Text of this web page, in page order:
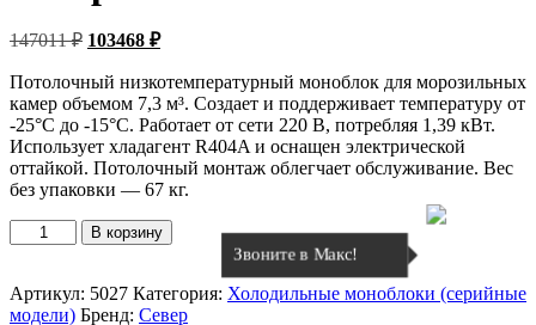
147011₽ Первоначальная
составляла
147011 ₽.
103468 ₽Текущая
103468 ₽.
Потолочный низкотемпературный моноблок для морозильных
камер объемом 7,3 м³. Создает и поддерживает температуру от
-25°C до -15°C. Работает от сети 220 В, потребляя 1,39 кВт.
Использует хладагент R404A и оснащен электрической
оттайкой. Потолочный монтаж облегчает обслуживание. Вес
без упаковки — 67 кг.
Количество
товара
моноблок
Север
В корзину
Артикул: 5027 Категория: Холодильные моноблоки (серийные
модели) Бренд: Север
Звоните в Макс!